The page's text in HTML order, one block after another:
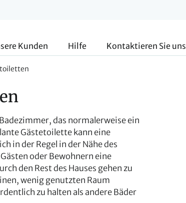
Kunden Hilfe Kontaktieren Sie uns
das normalerweise ein
Gästetoilette kann eine
in der Regel in der Nähe des
oder Bewohnern eine
den Rest des Hauses gehen zu
wenig genutzten Raum
zu halten als andere Bäder